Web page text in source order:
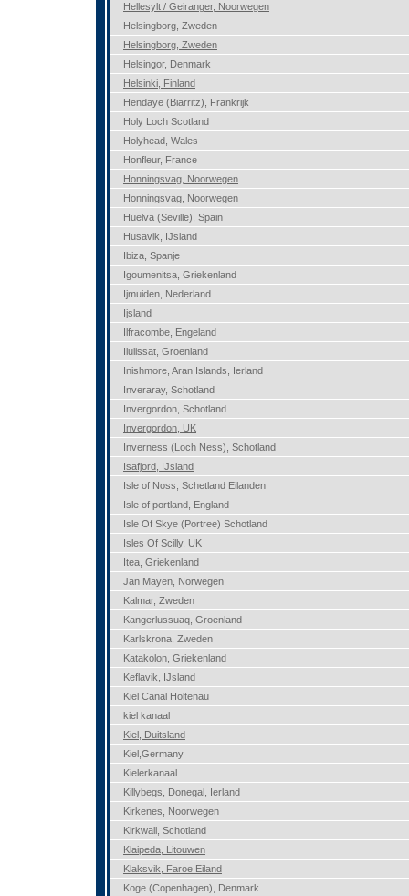
Hellesylt / Geiranger, Noorwegen
Helsingborg, Zweden
Helsingborg, Zweden
Helsingor, Denmark
Helsinki, Finland
Hendaye (Biarritz), Frankrijk
Holy Loch Scotland
Holyhead, Wales
Honfleur, France
Honningsvag, Noorwegen
Honningsvag, Noorwegen
Huelva (Seville), Spain
Husavik, IJsland
Ibiza, Spanje
Igoumenitsa, Griekenland
Ijmuiden, Nederland
Ijsland
Ilfracombe, Engeland
Ilulissat, Groenland
Inishmore, Aran Islands, Ierland
Inveraray, Schotland
Invergordon, Schotland
Invergordon, UK
Inverness (Loch Ness), Schotland
Isafjord, IJsland
Isle of Noss, Schetland Eilanden
Isle of portland, England
Isle Of Skye (Portree) Schotland
Isles Of Scilly, UK
Itea, Griekenland
Jan Mayen, Norwegen
Kalmar, Zweden
Kangerlussuaq, Groenland
Karlskrona, Zweden
Katakolon, Griekenland
Keflavik, IJsland
Kiel Canal Holtenau
kiel kanaal
Kiel, Duitsland
Kiel,Germany
Kielerkanaal
Killybegs, Donegal, Ierland
Kirkenes, Noorwegen
Kirkwall, Schotland
Klaipeda, Litouwen
Klaksvik, Faroe Eiland
Koge (Copenhagen), Denmark